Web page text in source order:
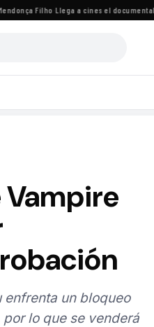
Filho·Llega a cines el documental de
Vampire
un bloqueo
lo que se venderá